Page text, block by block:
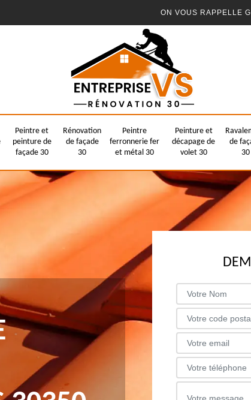
ON VOUS RAPPELLE
Peintre et
peinture de
façade 30
Rénovation
de façade
30
Peintre
ferronnerie fer
et métal 30
Peinture et
décapage de
volet 30
de
30